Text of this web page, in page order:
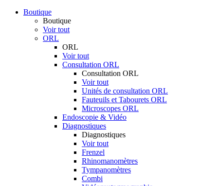
Boutique
Boutique
Voir tout
ORL
ORL
Voir tout
Consultation ORL
Consultation ORL
Voir tout
Unités de consultation ORL
Fauteuils et Tabourets ORL
Microscopes ORL
Endoscopie & Vidéo
Diagnostiques
Diagnostiques
Voir tout
Frenzel
Rhinomanomètres
Tympanomètres
Combi